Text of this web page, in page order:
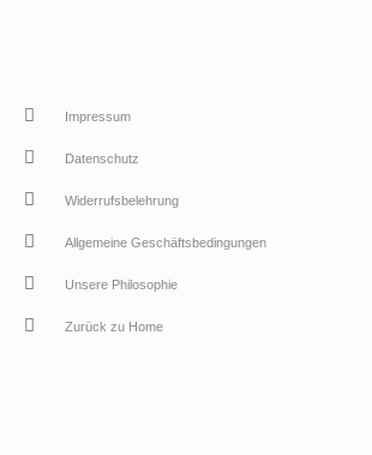
Impressum
Datenschutz
Widerrufsbelehrung
Allgemeine Geschäftsbedingungen
Unsere Philosophie
Zurück zu Home